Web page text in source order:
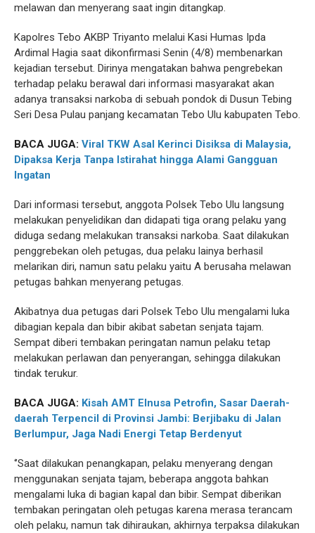
melawan dan menyerang saat ingin ditangkap.
Kapolres Tebo AKBP Triyanto melalui Kasi Humas Ipda
Ardimal Hagia saat dikonfirmasi Senin (4/8) membenarkan
kejadian tersebut. Dirinya mengatakan bahwa pengrebekan
terhadap pelaku berawal dari informasi masyarakat akan
adanya transaksi narkoba di sebuah pondok di Dusun Tebing
Seri Desa Pulau panjang kecamatan Tebo Ulu kabupaten Tebo.
BACA JUGA: Viral TKW Asal Kerinci Disiksa di Malaysia,
Dipaksa Kerja Tanpa Istirahat hingga Alami Gangguan
Ingatan
Dari informasi tersebut, anggota Polsek Tebo Ulu langsung
melakukan penyelidikan dan didapati tiga orang pelaku yang
diduga sedang melakukan transaksi narkoba. Saat dilakukan
penggrebekan oleh petugas, dua pelaku lainya berhasil
melarikan diri, namun satu pelaku yaitu A berusaha melawan
petugas bahkan menyerang petugas.
Akibatnya dua petugas dari Polsek Tebo Ulu mengalami luka
dibagian kepala dan bibir akibat sabetan senjata tajam.
Sempat diberi tembakan peringatan namun pelaku tetap
melakukan perlawan dan penyerangan, sehingga dilakukan
tindak terukur.
BACA JUGA: Kisah AMT Elnusa Petrofin, Sasar Daerah-
daerah Terpencil di Provinsi Jambi: Berjibaku di Jalan
Berlumpur, Jaga Nadi Energi Tetap Berdenyut
‘’Saat dilakukan penangkapan, pelaku menyerang dengan
menggunakan senjata tajam, beberapa anggota bahkan
mengalami luka di bagian kapal dan bibir. Sempat diberikan
tembakan peringatan oleh petugas karena merasa terancam
oleh pelaku, namun tak dihiraukan, akhirnya terpaksa dilakukan